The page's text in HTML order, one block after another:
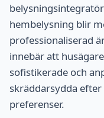
hembelysning blir
professionaliserad
innebär att
sofistikerade och
skräddarsydda
preferenser.